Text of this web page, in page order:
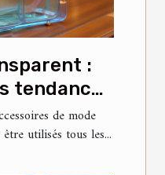
:
tendances
qu'il faut
?
de mode
utilisés tous les...